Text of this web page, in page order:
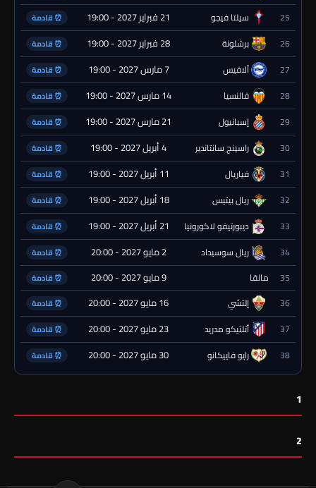
25 سيلتا فيجو 21 فبراير 2027 - 19:00 ⏰ قادمة
26 برشلونة 28 فبراير 2027 - 19:00 ⏰ قادمة
27 ألافيس 7 مارس 2027 - 19:00 ⏰ قادمة
28 فالنسيا 14 مارس 2027 - 19:00 ⏰ قادمة
29 إسبانيول 21 مارس 2027 - 19:00 ⏰ قادمة
30 راسينج سانتاندير 4 أبريل 2027 - 19:00 ⏰ قادمة
31 فياريال 11 أبريل 2027 - 19:00 ⏰ قادمة
32 ريال بيتيس 18 أبريل 2027 - 19:00 ⏰ قادمة
33 ديبورتيفو لاكورونيا 21 أبريل 2027 - 19:00 ⏰ قادمة
34 ريال سوسيداد 2 مايو 2027 - 20:00 ⏰ قادمة
35 مالقا 9 مايو 2027 - 20:00 ⏰ قادمة
36 إلتشي 16 مايو 2027 - 20:00 ⏰ قادمة
37 أتلتيكو مدريد 23 مايو 2027 - 20:00 ⏰ قادمة
38 رايو فاييكانو 30 مايو 2027 - 20:00 ⏰ قادمة
1
2